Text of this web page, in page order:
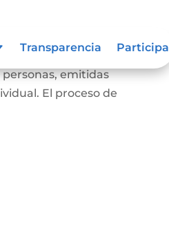
Transparencia Participa
emitidas
El proceso de